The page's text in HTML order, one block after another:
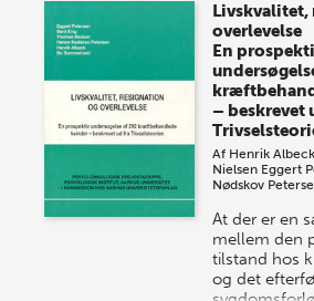
Livskvalitet,
overlevelse
En
– beskrevet
Af Henrik Albeck
Nielsen Eggert
Nødskov
At der er en
mellem den
tilstand hos
og det